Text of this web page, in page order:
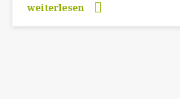
weiterlesen